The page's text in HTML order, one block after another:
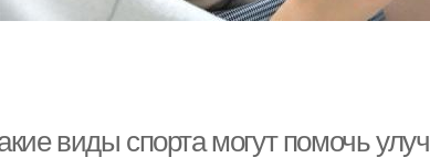
виды спорта могут помочь